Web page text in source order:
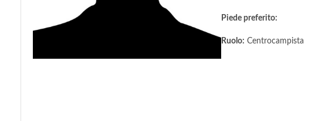
Piede preferito:
Ruolo: Centrocampista